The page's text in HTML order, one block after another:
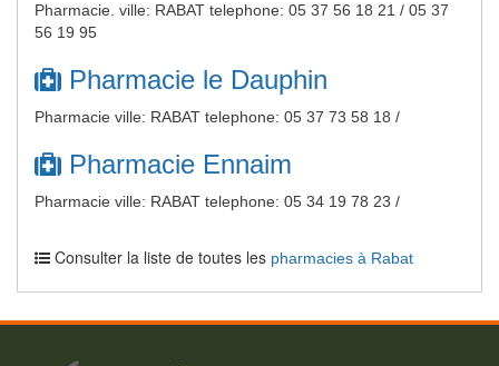
Pharmacie. ville: RABAT telephone: 05 37 56 18 21 / 05 37
56 19 95
Pharmacie le Dauphin
Pharmacie ville: RABAT telephone: 05 37 73 58 18 /
Pharmacie Ennaim
Pharmacie ville: RABAT telephone: 05 34 19 78 23 /
Consulter la liste de toutes les pharmacies à Rabat